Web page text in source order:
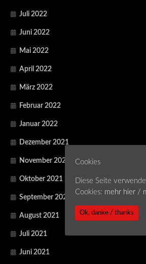
Juli 2022
Juni 2022
Mai 2022
April 2022
März 2022
Februar 2022
Januar 2022
Dezember 2021
November 2021
Oktober 2021
September 2021
August 2021
Juli 2021
Juni 2021
Cookies
Diese Seite
Cookies: mehr hier /
Ok, danke / thanks